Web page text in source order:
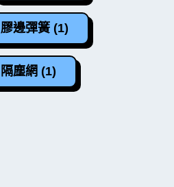
膠邊彈簧 (1)
隔塵網 (1)